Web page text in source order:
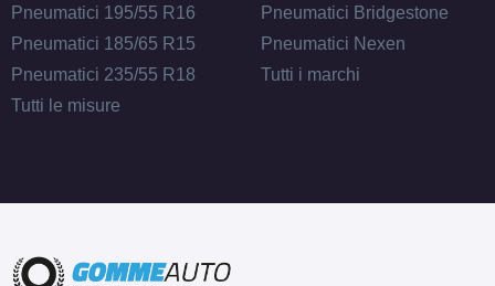
Pneumatici 195/55 R16
Pneumatici 185/65 R15
Pneumatici 235/55 R18
Tutti le misure
Pneumatici Bridgestone
Pneumatici Nexen
Tutti i marchi